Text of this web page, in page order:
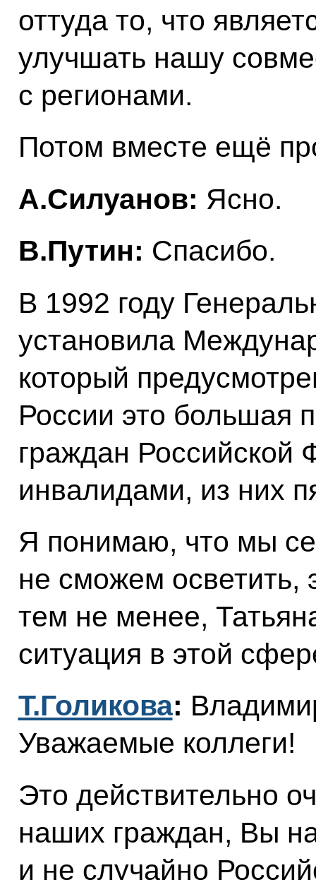
оттуда то, что
улучшать нашу
с регионами.
Потом вместе ещё
А.Силуанов: Ясно.
В.Путин: Спасибо.
В 1992 году
установила
который
России это большая
граждан Российской
инвалидами, из них
Я понимаю, что мы
не сможем осветить,
тем не менее,
ситуация в этой
Т.Голикова:
Уважаемые коллеги!
Это действительно
наших граждан, Вы
и не случайно